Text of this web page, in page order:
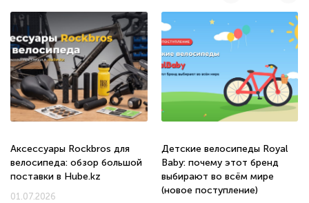
Аксессуары Rockbros для
велосипеда: обзор большой
поставки в Hube.kz
01.07.2026
Детские велосипеды Royal
Baby: почему этот бренд
выбирают во всём мире
(новое поступление)